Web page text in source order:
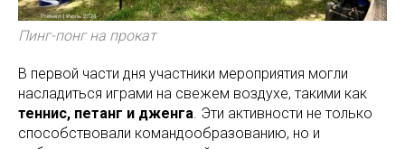
Пинг-понг на прокат
В первой части дня участники мероприятия могли
насладиться играми на свежем воздухе, такими как
теннис, петанг и дженга. Эти активности не только
способствовали командообразованию, но и